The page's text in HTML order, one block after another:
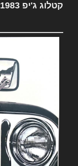
קטלוג ג'יפ 1983